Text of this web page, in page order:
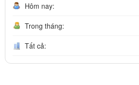
Hôm nay:
Trong tháng:
Tất cả: